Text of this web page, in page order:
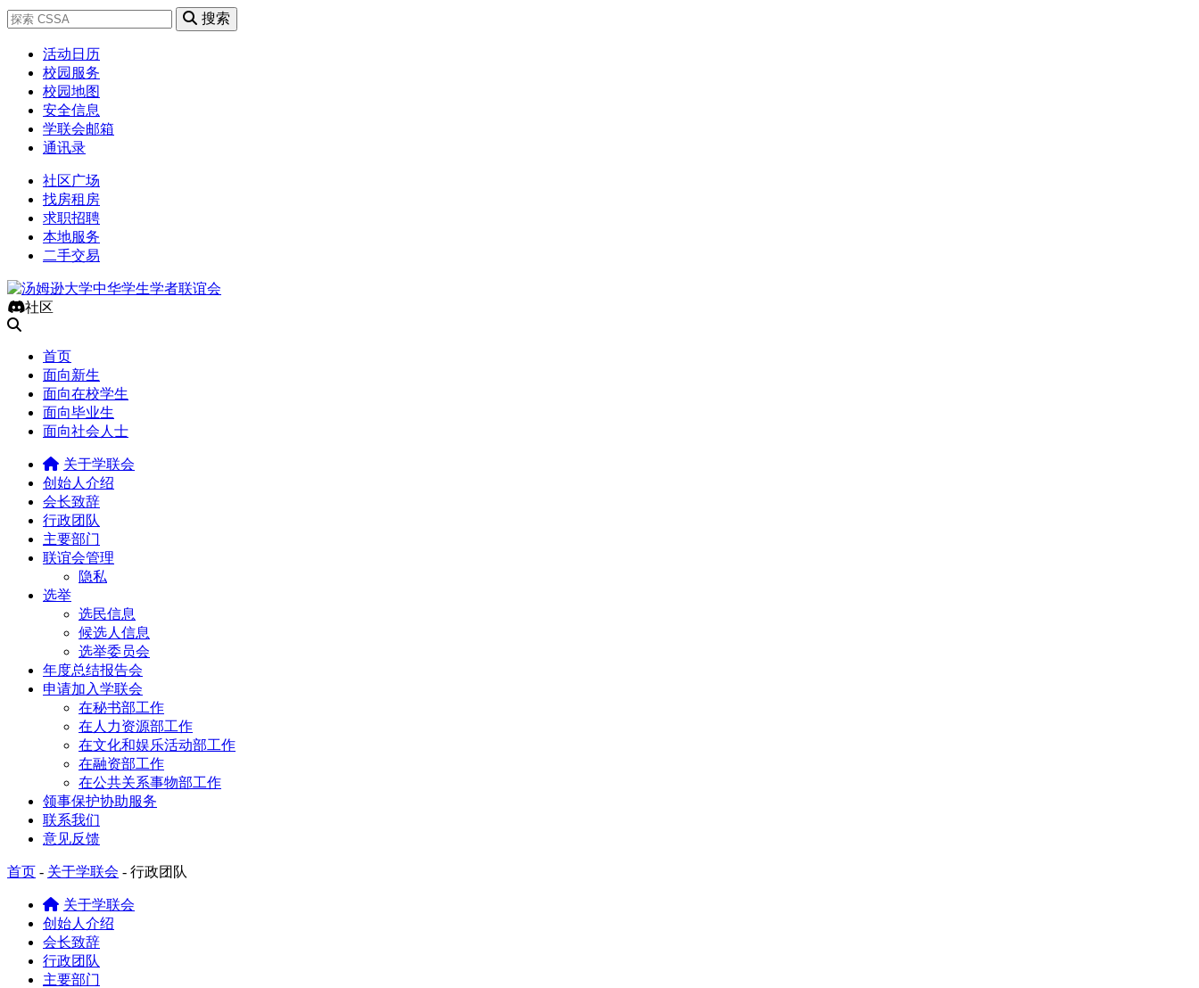
搜索
活动日历
校园服务
校园地图
安全信息
学联会邮箱
通讯录
社区广场
找房租房
求职招聘
本地服务
二手交易
社区
首页
面向新生
面向在校学生
面向毕业生
面向社会人士
关于学联会
创始人介绍
会长致辞
行政团队
主要部门
联谊会管理
隐私
选举
选民信息
候选人信息
选举委员会
年度总结报告会
申请加入学联会
在秘书部工作
在人力资源部工作
在文化和娱乐活动部工作
在融资部工作
在公共关系事物部工作
领事保护协助服务
联系我们
意见反馈
首页 - 关于学联会 - 行政团队
关于学联会
创始人介绍
会长致辞
行政团队
主要部门